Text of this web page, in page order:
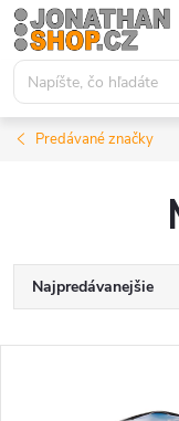
Prejsť
na
obsah
Predávané značky
R
a
Najpredávanejšie